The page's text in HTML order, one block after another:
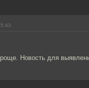
Новость для